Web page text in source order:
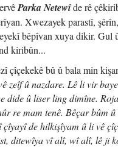
Parka Netewîde rê
Xwezayek parastî,
bêpîvan xuya dikir. Gul
kiribûn...
çîçekekê bû û bala min
zeîf û nazdare. Lê li vir
dide û liser ling dimîne.
re mam tenê. Bêçar bûm
çîyayî de hilkişîyam û li vê
ditewîya vî alî, wî alî, lê ji